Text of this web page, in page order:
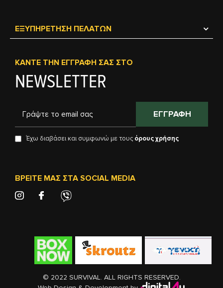
ΕΞΥΠΗΡΈΤΗΣΗ ΠΕΛΑΤΏΝ
ΚΆΝΤΕ ΤΗΝ ΕΓΓΡΑΦΉ ΣΑΣ ΣΤΟ
NEWSLETTER
ΕΓΓΡΑΦΉ
Έχω διαβάσει και συμφωνώ με τους όρους χρήσης
ΒΡΕΊΤΕ ΜΑΣ ΣΤΑ SOCIAL MEDIA
© 2022 SURVIVAL. ALL RIGHTS RESERVED.